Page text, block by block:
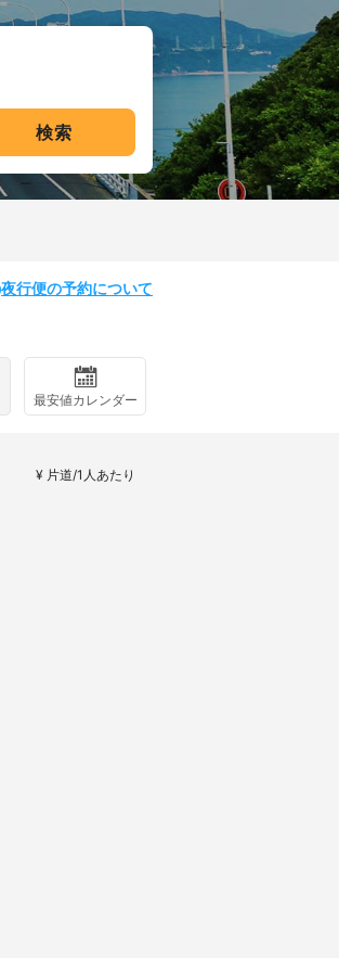
検索
夜行便の予約について
最安値カレンダー
¥ 片道/1人あたり